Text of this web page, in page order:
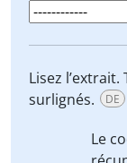
Lisez
surlignés.
DE
Le